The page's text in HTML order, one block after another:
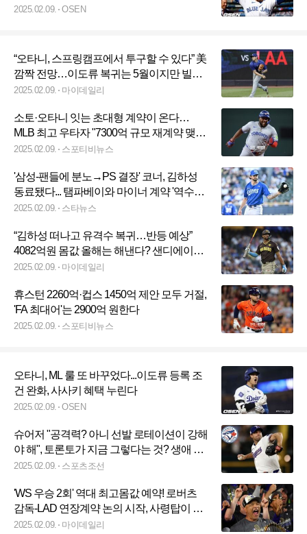
귀
2025.02.09. OSEN
“오타니, 스프링캠프에서 투구할 수 있다” 美
깜짝 전망…이도류 복귀는 5월이지만 빌드
업은 필요하다
2025.02.09. 마이데일리
소토·오타니 잇는 초대형 계약이 온다…
MLB 최고 우타자 "7300억 규모 재계약 맺을
것"
2025.02.09. 스포티비뉴스
'삼성-팬들에 분노→PS 결장' 코너, 김하성
동료됐다... 탬파베이와 마이너 계약 '역수출
신화' 쓸까
2025.02.09. 스타뉴스
“김하성 떠나고 유격수 복귀…반등 예상”
4082억원 몸값 올해는 해낸다? 샌디에이고
폭망 대위기
2025.02.09. 마이데일리
휴스턴 2260억·컵스 1450억 제안 모두 거절,
'FA 최대어'는 2900억 원한다
2025.02.09. 스포티비뉴스
오타니, ML 룰 또 바꾸었다...이도류 등록 조
건 완화, 사사키 혜택 누린다
2025.02.09. OSEN
슈어저 "공격력? 아니 선발 로테이션이 강해
야 해", 토론토가 지금 그렇다는 것? 생애 3
번째 우승 꿈꾸며
2025.02.09. 스포츠조선
'WS 우승 2회' 역대 최고몸값 예약! 로버츠
감독-LAD 연장계약 논의 시작, 사령탑이 직
접 밝혔다
2025.02.09. 마이데일리